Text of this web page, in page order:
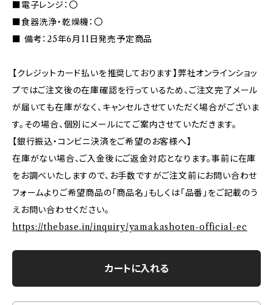
■電子レンジ：〇
■食器洗浄・乾燥機：〇
■ 備考：25年6月11日発売予定商品
【クレジットカード払いを推奨しております】弊社オンラインショッ
プではご注文後の在庫確認を行っているため、ご注文完了メール
が届いても在庫がなく、キャンセルさせていただく場合がございま
す。その場合、個別にメールにてご案内させていただきます。
【銀行振込・コンビニ決済をご希望のお客様へ】
在庫がない場合、ご入金後にご返金対応となります。事前に在庫
をお調べいたしますので、お手数ですがご注文前にお問い合わせ
フォームよりご希望商品の「商品名」もしくは「品番」をご記載のう
えお問い合わせください。
https://thebase.in/inquiry/yamakashoten-official-ec
カートに入れる